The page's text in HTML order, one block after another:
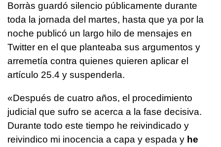
Borràs guardó silencio públicamente durante
toda la jornada del martes, hasta que ya por la
noche publicó un largo hilo de mensajes en
Twitter en el que planteaba sus argumentos y
arremetía contra quienes quieren aplicar el
artículo 25.4 y suspenderla.
«Después de cuatro años, el procedimiento
judicial que sufro se acerca a la fase decisiva.
Durante todo este tiempo he reivindicado y
reivindico mi inocencia a capa y espada y he